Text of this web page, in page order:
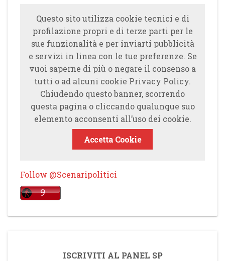
Questo sito utilizza cookie tecnici e di
profilazione propri e di terze parti per le
sue funzionalità e per inviarti pubblicità
e servizi in linea con le tue preferenze. Se
vuoi saperne di più o negare il consenso a
tutti o ad alcuni cookie Privacy Policy.
Chiudendo questo banner, scorrendo
questa pagina o cliccando qualunque suo
elemento acconsenti all’uso dei cookie.
Accetta Cookie
Follow @Scenaripolitici
ISCRIVITI AL PANEL SP